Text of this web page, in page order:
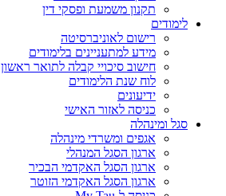
תקנון משמעת ופסקי דין
לימודים
רישום לאוניברסיטה
מידע למתעניינים בלימודים
חישוב סיכויי קבלה לתואר ראשון
לוח שנת הלימודים
ידיעונים
כניסה לאזור האישי
סגל ומינהלה
אגפים ומשרדי מינהלה
ארגון הסגל המנהלי
ארגון הסגל האקדמי הבכיר
ארגון הסגל האקדמי הזוטר